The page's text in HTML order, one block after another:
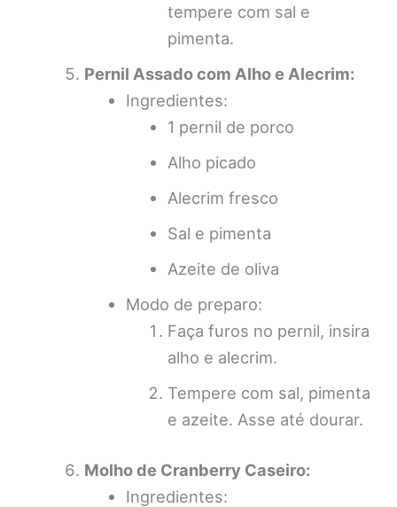
tempere com sal e
pimenta.
Pernil Assado com Alho e Alecrim:
Ingredientes:
1 pernil de porco
Alho picado
Alecrim fresco
Sal e pimenta
Azeite de oliva
Modo de preparo:
Faça furos no pernil, insira
alho e alecrim.
Tempere com sal, pimenta
e azeite. Asse até dourar.
Molho de Cranberry Caseiro:
Ingredientes: